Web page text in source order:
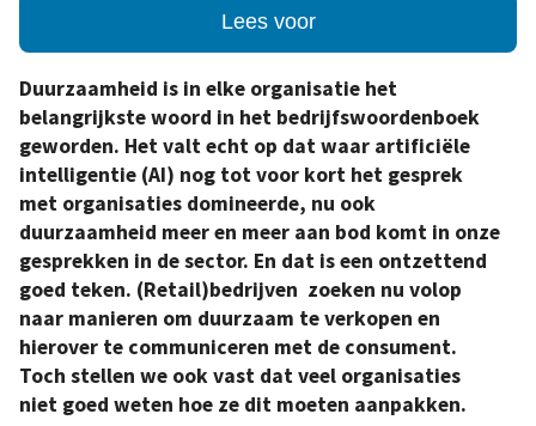
Lees voor
Duurzaamheid is in elke organisatie het
belangrijkste woord in het bedrijfswoordenboek
geworden. Het valt echt op dat waar artificiële
intelligentie (AI) nog tot voor kort het gesprek
met organisaties domineerde, nu ook
duurzaamheid meer en meer aan bod komt in onze
gesprekken in de sector. En dat is een ontzettend
goed teken. (Retail)bedrijven zoeken nu volop
naar manieren om duurzaam te verkopen en
hierover te communiceren met de consument.
Toch stellen we ook vast dat veel organisaties
niet goed weten hoe ze dit moeten aanpakken.